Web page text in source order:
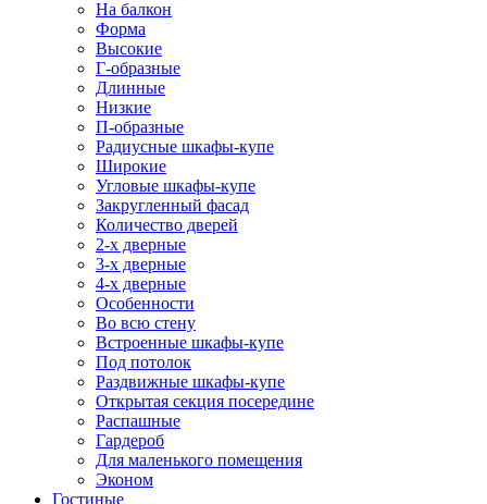
На балкон
Форма
Высокие
Г-образные
Длинные
Низкие
П-образные
Радиусные шкафы-купе
Широкие
Угловые шкафы-купе
Закругленный фасад
Количество дверей
2-х дверные
3-х дверные
4-х дверные
Особенности
Во всю стену
Встроенные шкафы-купе
Под потолок
Раздвижные шкафы-купе
Открытая секция посередине
Распашные
Гардероб
Для маленького помещения
Эконом
Гостиные